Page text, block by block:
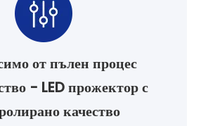
от пълен процес
- LED прожектор с
качество